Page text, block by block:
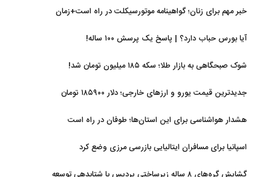
خبر مهم برای زنان؛ گواهینامه موتورسیکلت در راه است+زمان
آیا بورس حباب دارد؟ | پاسخ یک پرسش ۱۰۰ ساله!
شوک صبحگاهی به بازار طلا؛ سکه ۱۸۵ میلیون تومان شد!
جدیدترین قیمت یورو و ارزهای خارجی؛ دلار ۱۸۵۹۰۰ تومان
هشدار هواشناسی برای این استان‌ها؛ طوفان در راه است
اسپانیا برای مسافران ایتالیایی بازرسی مرزی وضع کرد